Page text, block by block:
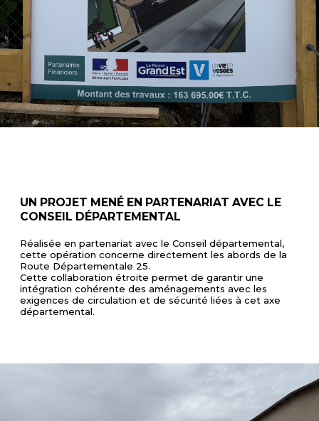
UN PROJET MENÉ EN PARTENARIAT AVEC LE
CONSEIL DÉPARTEMENTAL
Réalisée en partenariat avec le Conseil départemental,
cette opération concerne directement les abords de la
Route Départementale 25.
Cette collaboration étroite permet de garantir une
intégration cohérente des aménagements avec les
exigences de circulation et de sécurité liées à cet axe
départemental.